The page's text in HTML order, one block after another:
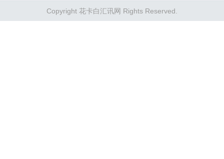
可篡改性。但需注意，部分平台可能存
在链上延迟或跨链转账的流动性风...
Copyright 花卡白汇讯网 Rights Reserved.